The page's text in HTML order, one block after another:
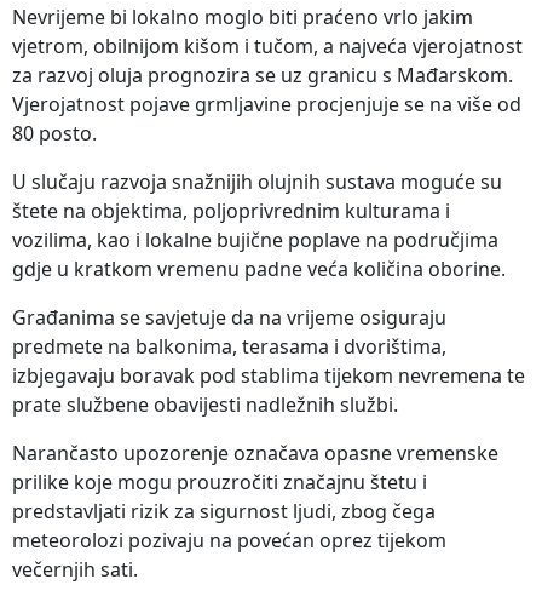
Nevrijeme bi lokalno moglo biti praćeno vrlo jakim
vjetrom, obilnijom kišom i tučom, a najveća vjerojatnost
za razvoj oluja prognozira se uz granicu s Mađarskom.
Vjerojatnost pojave grmljavine procjenjuje se na više od
80 posto.
U slučaju razvoja snažnijih olujnih sustava moguće su
štete na objektima, poljoprivrednim kulturama i
vozilima, kao i lokalne bujične poplave na područjima
gdje u kratkom vremenu padne veća količina oborine.
Građanima se savjetuje da na vrijeme osiguraju
predmete na balkonima, terasama i dvorištima,
izbjegavaju boravak pod stablima tijekom nevremena te
prate službene obavijesti nadležnih službi.
Narančasto upozorenje označava opasne vremenske
prilike koje mogu prouzročiti značajnu štetu i
predstavljati rizik za sigurnost ljudi, zbog čega
meteorolozi pozivaju na povećan oprez tijekom
večernjih sati.